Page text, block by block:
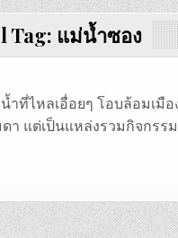
Tag: แม่น้ำซอง
ที่ไหลเอื่อยๆ โอบล้อมเมือ
า แต่เป็นแหล่งรวมกิจก